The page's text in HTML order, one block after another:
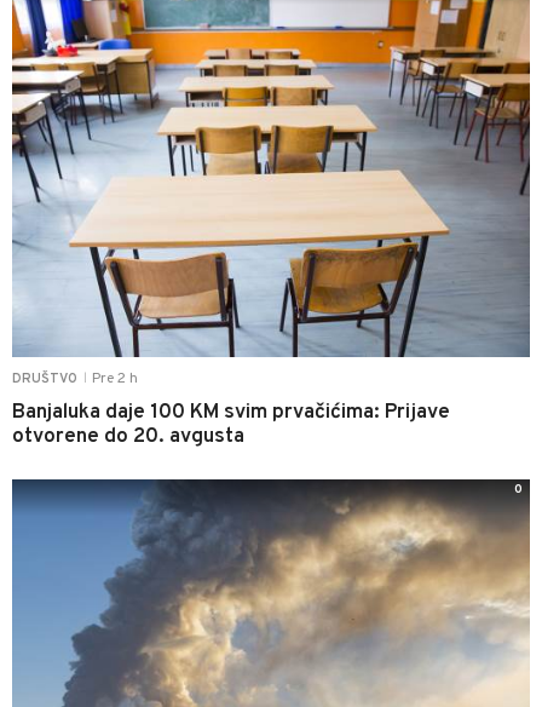
DRUŠTVO Pre 2 h
Banjaluka daje 100 KM svim prvačićima: Prijave
otvorene do 20. avgusta
0